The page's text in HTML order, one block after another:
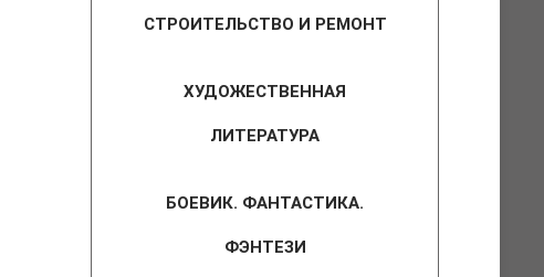
СТРОИТЕЛЬСТВО И РЕМОНТ
ХУДОЖЕСТВЕННАЯ
ЛИТЕРАТУРА
БОЕВИК. ФАНТАСТИКА.
ФЭНТЕЗИ